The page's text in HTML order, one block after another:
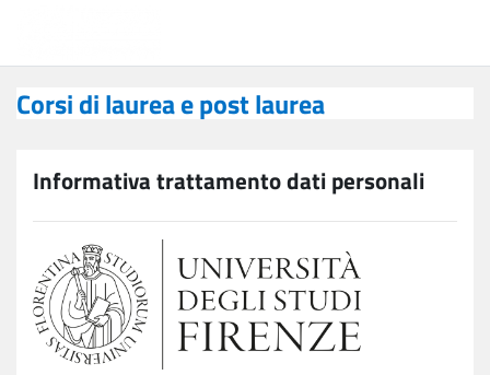
Corsi di laurea e post laurea
Informativa trattamento dati personali